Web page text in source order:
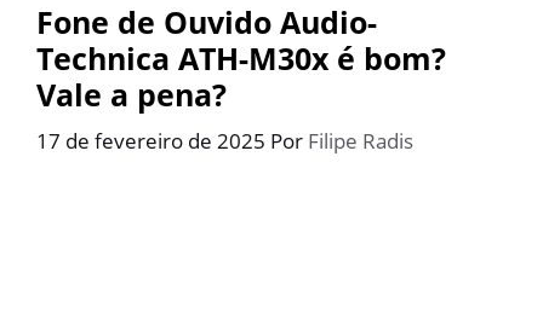
Fone de Ouvido Audio-
Technica ATH-M30x é bom?
Vale a pena?
17 de fevereiro de 2025 Por Filipe Radis